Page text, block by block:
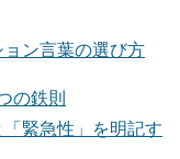
ン言葉の選び方
の鉄則
緊急性」を明記す